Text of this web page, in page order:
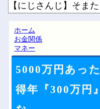
ホーム
お金関係
マネー
5000万円あっ
得年『300万円